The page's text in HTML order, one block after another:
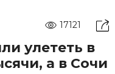
17121
улететь в
а в Сочи